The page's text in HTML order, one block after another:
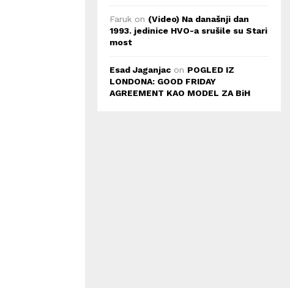
Faruk on (Video) Na današnji dan
1993. jedinice HVO-a srušile su Stari
most
Esad Jaganjac on POGLED IZ
LONDONA: GOOD FRIDAY
AGREEMENT KAO MODEL ZA BiH